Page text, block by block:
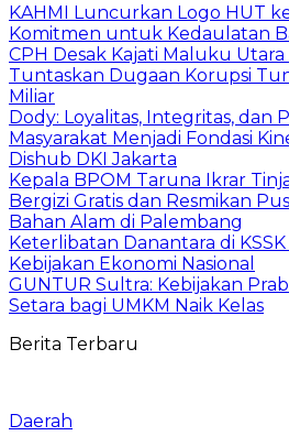
KAHMI Luncurkan Logo HUT
Komitmen untuk Kedaulatan
CPH Desak Kajati Maluku
Tuntaskan Dugaan Korupsi
Miliar
Dody: Loyalitas, Integritas, dan
Masyarakat Menjadi Fondasi
Dishub DKI Jakarta
Kepala BPOM Taruna Ikrar
Bergizi Gratis dan Resmikan
Bahan Alam di Palembang
Keterlibatan Danantara di
Kebijakan Ekonomi Nasional
GUNTUR Sultra: Kebijakan
Setara bagi UMKM Naik Kelas
Berita Terbaru
Daerah